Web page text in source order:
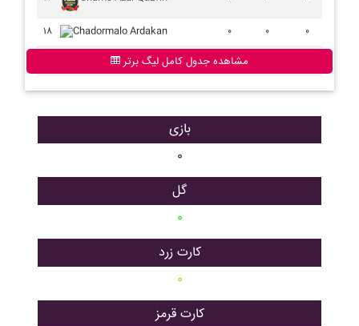
۱۸ Chadormalo Ardakan ۰ ۰ ۰
مشاهده جدول کامل لیگ برتر
بازی
۰
گل
۰
کارت زرد
۰
کارت قرمز